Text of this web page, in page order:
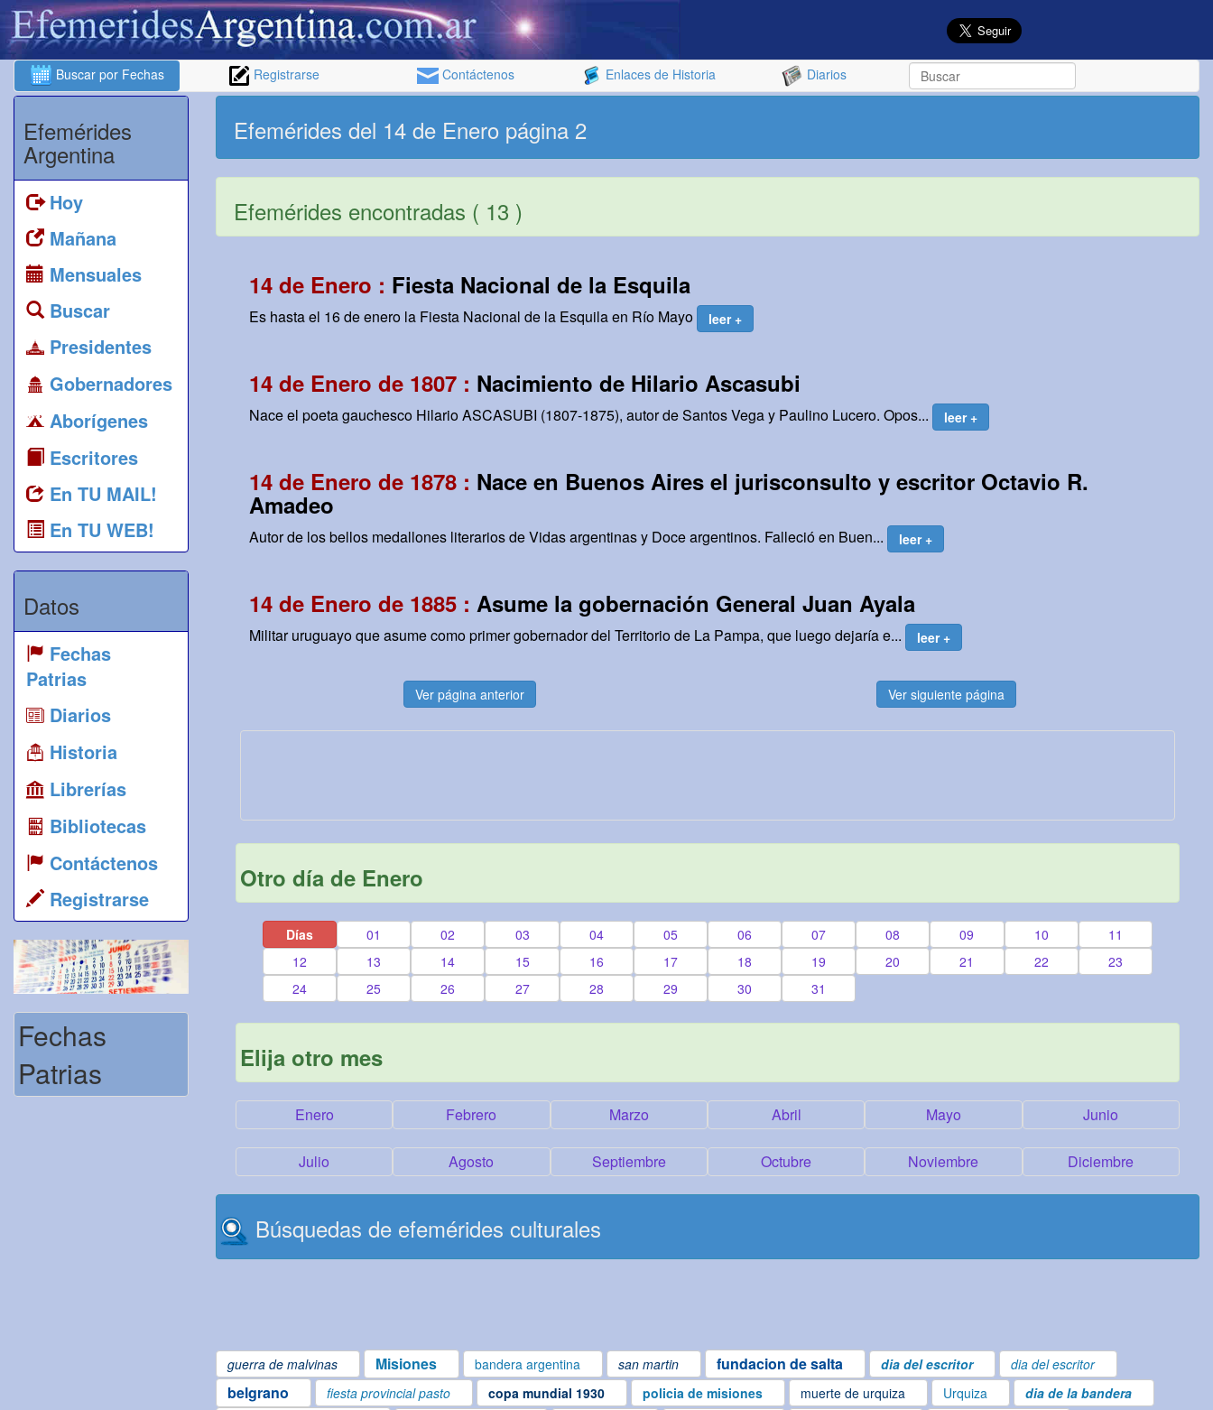
Buscar por Fechas Registrarse Contáctenos Enlaces de Historia Diarios
Efemérides
Argentina
Hoy
Mañana
Mensuales
Buscar
Presidentes
Gobernadores
Aborígenes
Escritores
En TU MAIL!
En TU WEB!
Datos
Fechas
Patrias
Diarios
Historia
Librerías
Bibliotecas
Contáctenos
Registrarse
Fechas
Patrias
Efemérides del 14 de Enero página 2
Efemérides encontradas ( 13 )
14 de Enero : Fiesta Nacional de la Esquila
Es hasta el 16 de enero la Fiesta Nacional de la Esquila en Río Mayo leer +
14 de Enero de 1807 : Nacimiento de Hilario Ascasubi
Nace el poeta gauchesco Hilario ASCASUBI (1807-1875), autor de Santos Vega y Paulino Lucero. Opos... leer +
14 de Enero de 1878 : Nace en Buenos Aires el jurisconsulto y escritor Octavio R.
Amadeo
Autor de los bellos medallones literarios de Vidas argentinas y Doce argentinos. Falleció en Buen... leer +
14 de Enero de 1885 : Asume la gobernación General Juan Ayala
Militar uruguayo que asume como primer gobernador del Territorio de La Pampa, que luego dejaría e... leer +
Ver página anterior Ver siguiente página
Otro día de Enero
Días 01 02 03 04 05 06 07 08 09 10
11
12
13 14 15 16 17 18 19 20 21 22
23
24
25 26 27 28 29 30 31
Elija otro mes
Enero Febrero Marzo Abril Mayo Junio
Julio Agosto Septiembre Octubre Noviembre Diciembre
Búsquedas de efemérides culturales
guerra de malvinas Misiones bandera argentina san martin fundacion de salta dia del escritor dia del escritor
belgrano fiesta provincial pasto copa mundial 1930 policia de misiones muerte de urquiza Urquiza dia de la bandera